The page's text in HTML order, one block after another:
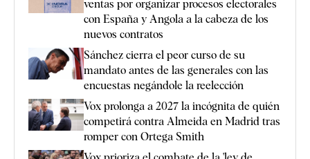
ventas por organizar procesos electorales
con España y Angola a la cabeza de los
nuevos contratos
Sánchez cierra el peor curso de su
mandato antes de las generales con las
encuestas negándole la reelección
Vox prolonga a 2027 la incógnita de quién
competirá contra Almeida en Madrid tras
romper con Ortega Smith